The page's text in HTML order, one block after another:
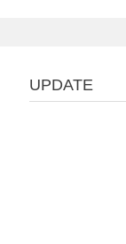
UPDATE